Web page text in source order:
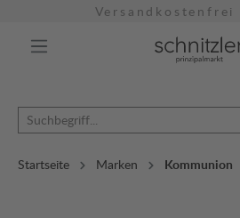
Versandkostenfrei
Startseite Marken Kommunion